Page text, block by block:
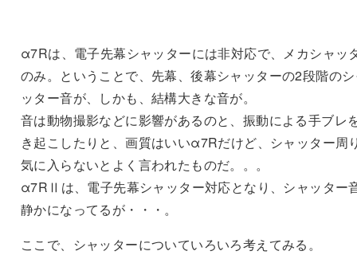
α7Rは、電子先幕シャッターには非対応で、メカシャッ
のみ。ということで、先幕、後幕シャッターの2段階の
ッター音が、しかも、結構大きな音が。
音は動物撮影などに影響があるのと、振動による手ブレ
き起こしたりと、画質はいいα7Rだけど、シャッター周
気に入らないとよく言われたものだ。。。
α7RⅡは、電子先幕シャッター対応となり、シャッター
静かになってるが・・・。
ここで、シャッターについていろいろ考えてみる。